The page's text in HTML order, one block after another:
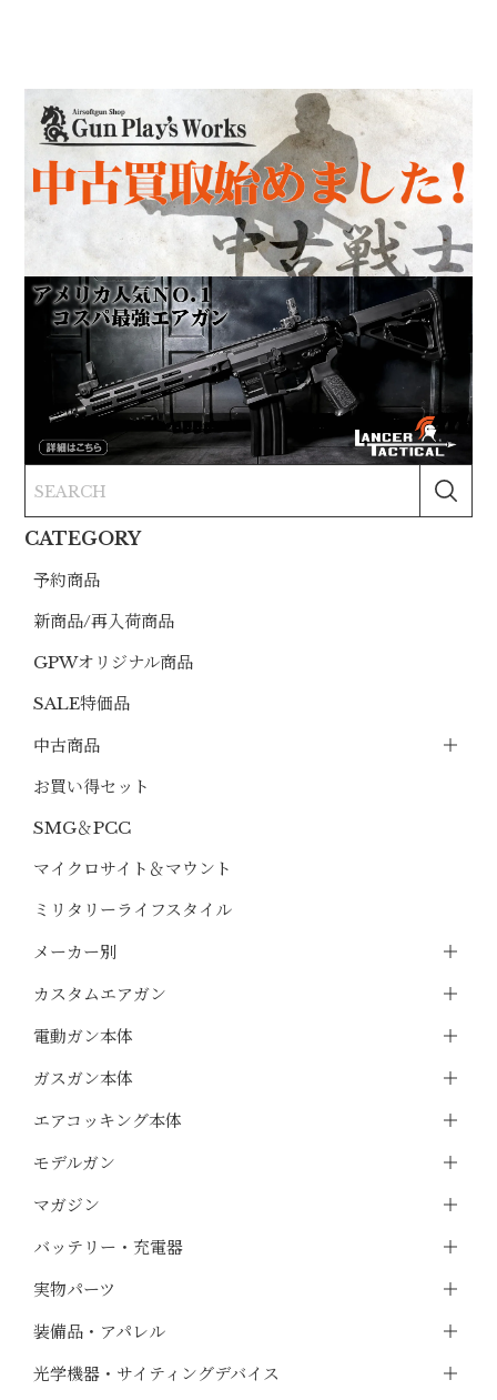
CATEGORY
予約商品
新商品/再入荷商品
GPWオリジナル商品
SALE特価品
中古商品
お買い得セット
SMG＆PCC
マイクロサイト＆マウント
ミリタリーライフスタイル
メーカー別
カスタムエアガン
電動ガン本体
ガスガン本体
エアコッキング本体
モデルガン
マガジン
バッテリー・充電器
実物パーツ
装備品・アパレル
光学機器・サイティングデバイス